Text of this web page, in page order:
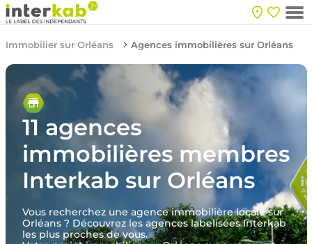
Immobilier sur Orléans Agences immobilières sur Orléans
11 agences
immobilières membres
Interkab sur Orléans
Vous recherchez une agence immobilière locale sur
Orléans ? Découvrez les agences labelisées Interkab
les plus proches de vous.